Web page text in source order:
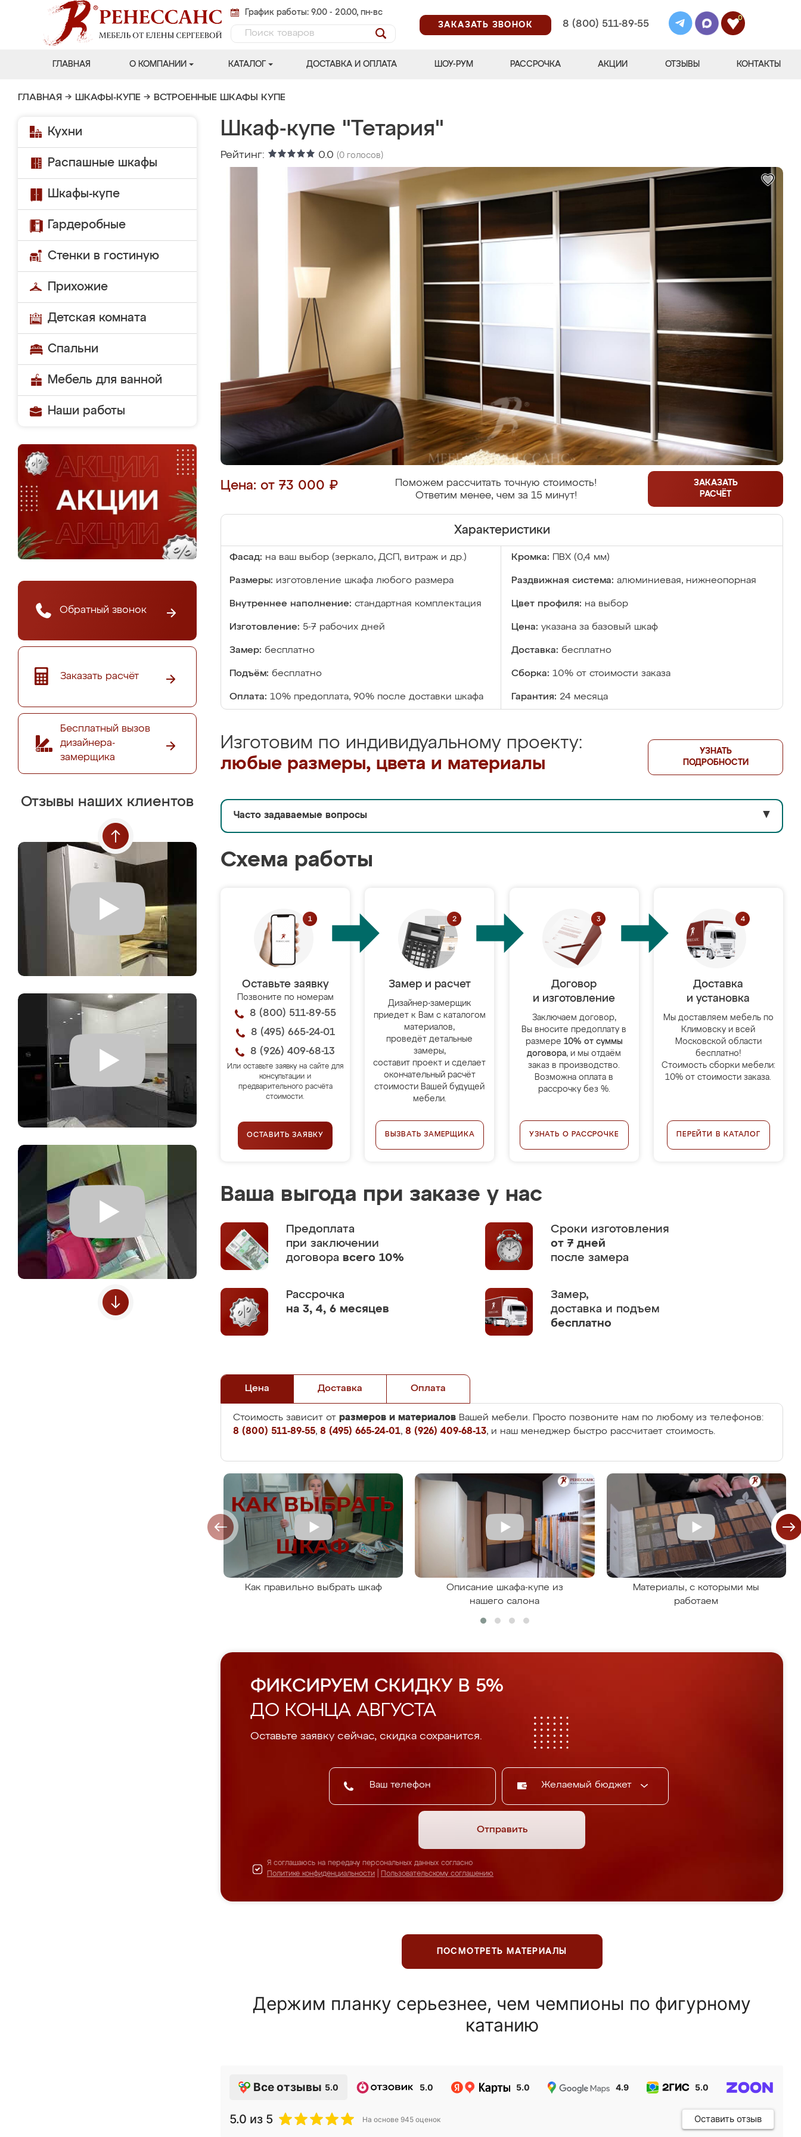
График работы: 9.00 - 20.00, пн-вс
ЗАКАЗАТЬ ЗВОНОК
8 (800) 511-89-55
0
ГЛАВНАЯ О КОМПАНИИ КАТАЛОГ ДОСТАВКА И ОПЛАТА ШОУ-РУМ РАССРОЧКА АКЦИИ ОТЗЫВЫ КОНТАКТЫ
ГЛАВНАЯ → ШКАФЫ-КУПЕ → ВСТРОЕННЫЕ ШКАФЫ КУПЕ
Кухни
Распашные шкафы
Шкафы-купе
Гардеробные
Стенки в гостиную
Прихожие
Детская комната
Спальни
Мебель для ванной
Наши работы
Обратный звонок
Заказать расчёт
Бесплатный вызов
дизайнера-
замерщика
Отзывы наших клиентов
Шкаф-купе "Тетария"
Рейтинг: 0.0 (0 голосов)
Цена: от 73 000 ₽
Поможем рассчитать точную стоимость!
Ответим менее, чем за 15 минут!
ЗАКАЗАТЬ
РАСЧЁТ
Характеристики
Фасад: на ваш выбор (зеркало, ДСП, витраж и др.) Кромка: ПВХ (0,4 мм)
Размеры: изготовление шкафа любого размера Раздвижная система: алюминиевая, нижнеопорная
Внутреннее наполнение: стандартная комплектация Цвет профиля: на выбор
Изготовление: 5-7 рабочих дней Цена: указана за базовый шкаф
Замер: бесплатно Доставка: бесплатно
Подъём: бесплатно Сборка: 10% от стоимости заказа
Оплата: 10% предоплата, 90% после доставки шкафа Гарантия: 24 месяца
Изготовим по индивидуальному проекту:
любые размеры, цвета и материалы
УЗНАТЬ
ПОДРОБНОСТИ
Часто задаваемые вопросы ▼
Схема работы
Оставьте заявку
Позвоните по номерам
8 (800) 511-89-55
8 (495) 665-24-01
8 (926) 409-68-13
Или оставьте заявку на сайте для
консультации и
предварительного расчёта
стоимости.
ОСТАВИТЬ ЗАЯВКУ
Замер и расчет
Дизайнер-замерщик
приедет к Вам с каталогом
материалов,
проведёт детальные
замеры,
составит проект и сделает
окончательный расчёт
стоимости Вашей будущей
мебели.
ВЫЗВАТЬ ЗАМЕРЩИКА
Договор
и изготовление
Заключаем договор,
Вы вносите предоплату в
размере 10% от суммы
договора, и мы отдаём
заказ в производство.
Возможна оплата в
рассрочку без %.
УЗНАТЬ О РАССРОЧКЕ
Доставка
и установка
Мы доставляем мебель по
Климовску и всей
Московской области
бесплатно!
Стоимость сборки мебели:
10% от стоимости заказа.
ПЕРЕЙТИ В КАТАЛОГ
Ваша выгода при заказе у нас
Предоплата
при заключении
договора всего 10%
Сроки изготовления
от 7 дней
после замера
Рассрочка
на 3, 4, 6 месяцев
Замер,
доставка и подъем
бесплатно
Цена Доставка Оплата
Стоимость зависит от размеров и материалов Вашей мебели. Просто позвоните нам по любому из телефонов:
8 (800) 511-89-55, 8 (495) 665-24-01, 8 (926) 409-68-13, и наш менеджер быстро рассчитает стоимость.
Как правильно выбрать шкаф
Описание шкафа-купе из
нашего салона
Материалы, с которыми мы
работаем
ФИКСИРУЕМ СКИДКУ В 5%
ДО КОНЦА АВГУСТА
Оставьте заявку сейчас, скидка сохранится.
Желаемый бюджет
Отправить
Я соглашаюсь на передачу персональных данных согласно
Политике конфиденциальности
Пользовательскому соглашению
ПОСМОТРЕТЬ МАТЕРИАЛЫ
Держим планку серьезнее, чем чемпионы по фигурному
катанию
Все отзывы 5.0 5.0 5.0 4.9 5.0
5.0 из 5 На основе 945 оценок Оставить отзыв